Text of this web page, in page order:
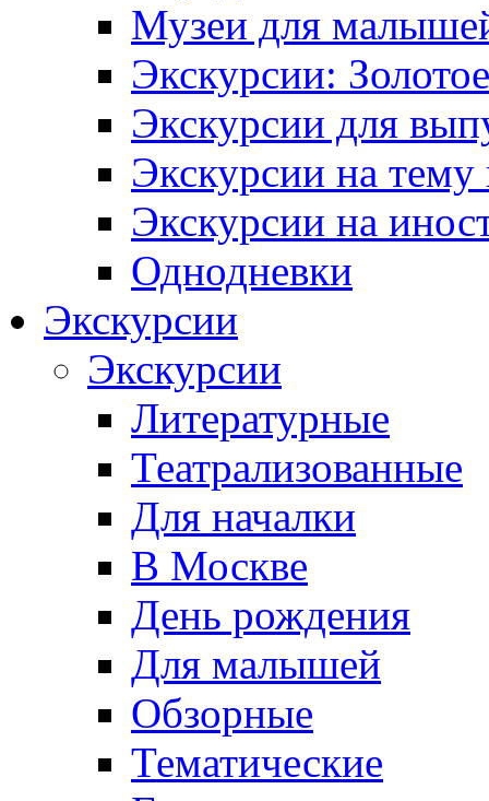
Музеи для
Экскурсии:
Экскурсии для
Экскурсии на тему
Экскурсии на
Однодневки
Экскурсии
Экскурсии
Литературные
Театрализованные
Для началки
В Москве
День рождения
Для малышей
Обзорные
Тематические